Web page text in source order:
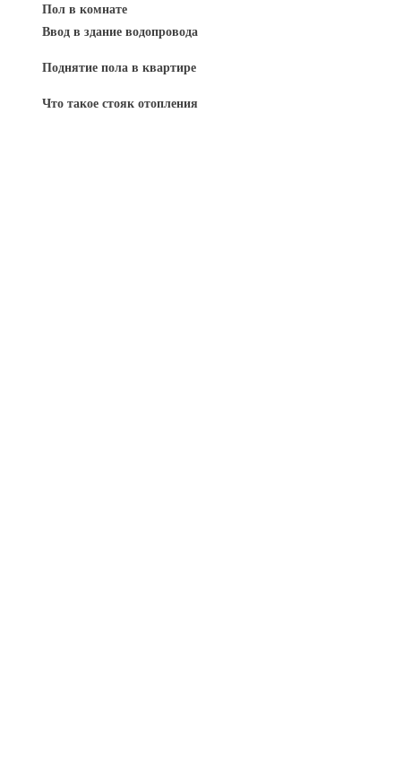
Пол в комнате
Ввод в здание водопровода
Поднятие пола в квартире
Что такое стояк отопления